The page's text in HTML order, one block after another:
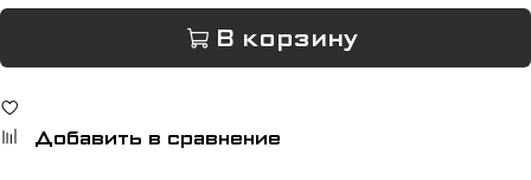
В корзину
Добавить в сравнение